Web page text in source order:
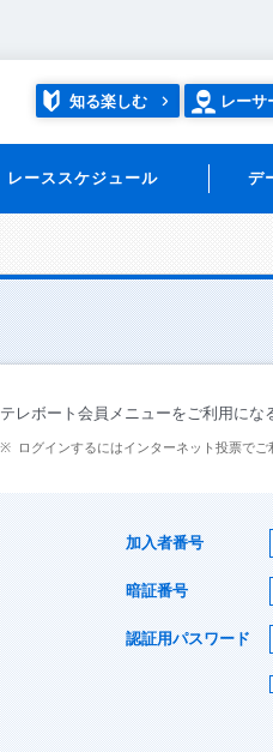
知る楽しむ レーサ
レーススケジュール デ
テレボート会員メニューをご利用にな
ログインするにはインターネット投票で
加入者番号
暗証番号
認証用パスワード